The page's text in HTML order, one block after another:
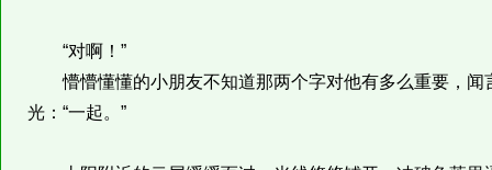
“对啊！”
懵懵懂懂的小朋友不知道那两个字对他有多么重要，闻
光：“一起。”